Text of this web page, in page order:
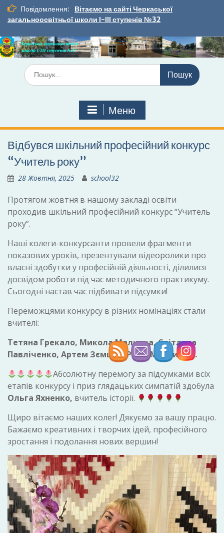
Перейти
вмісту
Повідомлення:
Вітаємо на сайті Черкаської
загальноосвітньої школи І-ІІІ ступенів №32
Шукати:
Меню
Відбувся шкільний професійний конкурс
“Учитель року”
28 Жовтня, 2025 school32
Протягом жовтня в нашому закладі освіти
проходив шкільний професійний конкурс “Учитель
року”.
Наші колеги-конкурсанти провели фрагменти
показових уроків, презентували відеоролики про
власні здобутки у професійній діяльності, ділилися
досвідом роботи під час методичного практикуму.
Сьогодні настав час підбивати підсумки!
Переможцями конкурсу в різних номінаціях стали
вчителі:
Тетяна Грекало, Микола Малинка, Світлана
Павліченко, Артем Зємцов, Раїса Мартинюк.
Абсолютну перемогу за підсумками всіх
етапів конкурсу і приз глядацьких симпатій здобула
Ольга Яхненко, вчитель історії.
Щиро вітаємо наших колег! Дякуємо за вашу працю.
Бажаємо креативних і творчих ідей, професійного
зростання і подолання нових вершин!